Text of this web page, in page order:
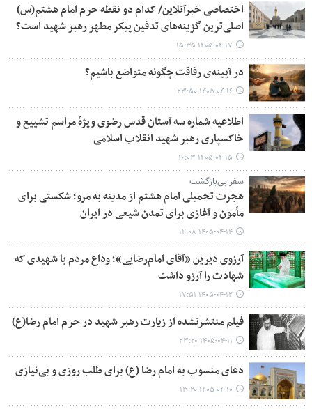
اختصاصی خبرآنلاین/ کدام دو نقطه حرم امام هشتم(س)
اصلی‌ترین گزینه‌های تدفین پیکر مطهر رهبر شهید است؟
۱۴۰۵-۰۴-۱۷ ۱۵:۳۵
در آیینه‌ی رفاقت چگونه متواضع باشیم؟
۱۴۰۵-۰۴-۱۶ ۲۳:۵۰
اطلاعیه شماره سه آستان قدس رضوی ویژهٔ مراسم تشییع و
خاکسپاری رهبر شهید انقلاب اسلامی
۱۴۰۵-۰۴-۱۵ ۱۶:۰۳
سفر بی‌بازگشت
هجرت تحمیلی امام هشتم از مدینه به مرو؛ شکستی برای
مأمون و آغازی برای تمدن شیعی در ایران
۱۴۰۵-۰۴-۱۴ ۱۲:۰۸
آرزوی دیرین «آقای امام‌رضایی»؛ وداع مردم با شهیدی که
شهادت را آرزو داشت
۱۴۰۵-۰۴-۱۲ ۱۷:۵۱
فیلم منتشرنشده از زیارت رهبر شهید در حرم امام رضا(ع)
۱۴۰۵-۰۴-۱۱ ۲۳:۲۰
دعای منسوب به امام رضا (ع) برای طلب روزی و بی‌نیازی
۱۴۰۵-۰۴-۱۰ ۱۳:۲۰